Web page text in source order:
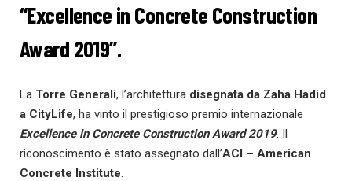
“Excellence in Concrete Construction
Award 2019”.
La Torre Generali, l’architettura disegnata da Zaha Hadid
a CityLife, ha vinto il prestigioso premio internazionale
Excellence in Concrete Construction Award 2019. Il
riconoscimento è stato assegnato dall’ACI – American
Concrete Institute.